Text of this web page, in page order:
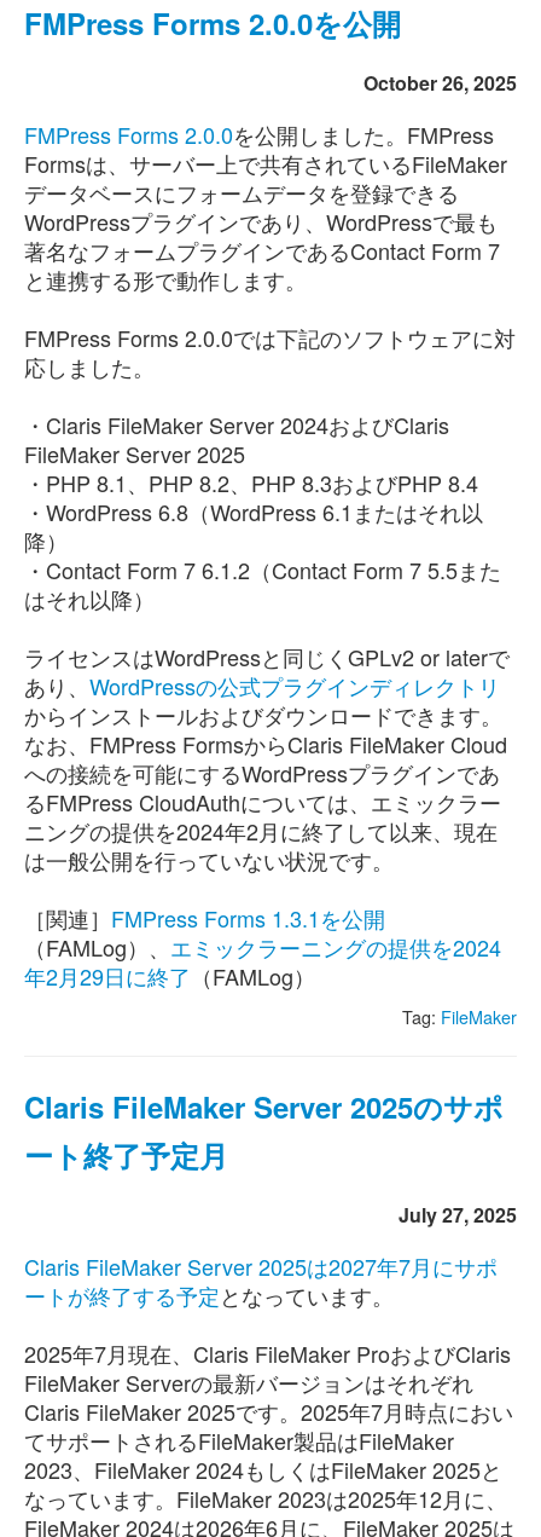
FMPress Forms 2.0.0を公開
October 26, 2025
FMPress Forms 2.0.0を公開しました。FMPress
Formsは、サーバー上で共有されているFileMaker
データベースにフォームデータを登録できる
WordPressプラグインであり、WordPressで最も
著名なフォームプラグインであるContact Form 7
と連携する形で動作します。
FMPress Forms 2.0.0では下記のソフトウェアに対
応しました。
・Claris FileMaker Server 2024およびClaris
FileMaker Server 2025
・PHP 8.1、PHP 8.2、PHP 8.3およびPHP 8.4
・WordPress 6.8（WordPress 6.1またはそれ以
降）
・Contact Form 7 6.1.2（Contact Form 7 5.5また
はそれ以降）
ライセンスはWordPressと同じくGPLv2 or laterで
あり、 WordPressの公式プラグインディレクトリ
からインストールおよびダウンロードできます。
なお、FMPress FormsからClaris FileMaker Cloud
への接続を可能にするWordPressプラグインであ
るFMPress CloudAuthについては、エミックラー
ニングの提供を2024年2月に終了して以来、現在
は一般公開を行っていない状況です。
［関連］ FMPress Forms 1.3.1を公開
（FAMLog）、 エミックラーニングの提供を2024
年2月29日に終了 （FAMLog）
Tag: FileMaker
Claris FileMaker Server 2025のサポ
ート終了予定月
July 27, 2025
Claris FileMaker Server 2025は2027年7月にサポ
ートが終了する予定となっています。
2025年7月現在、Claris FileMaker ProおよびClaris
FileMaker Serverの最新バージョンはそれぞれ
Claris FileMaker 2025です。2025年7月時点におい
てサポートされるFileMaker製品はFileMaker
2023、FileMaker 2024もしくはFileMaker 2025と
なっています。FileMaker 2023は2025年12月に、
FileMaker 2024は2026年6月に、FileMaker 2025は